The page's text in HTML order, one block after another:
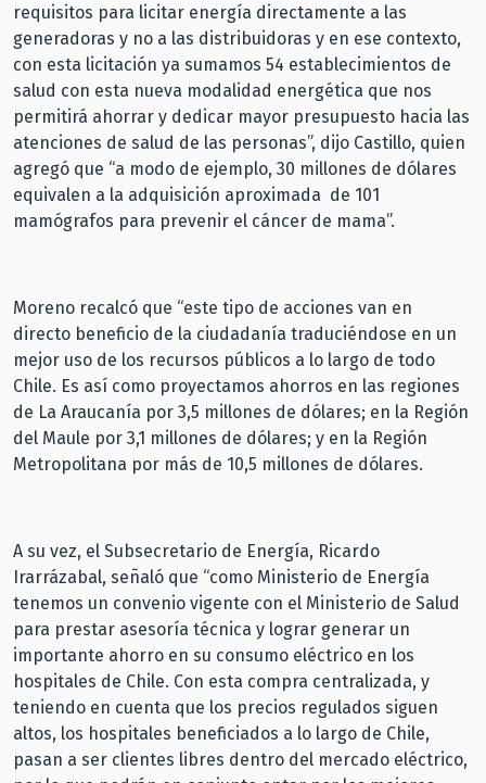
requisitos para licitar energía directamente a las
generadoras y no a las distribuidoras y en ese contexto,
con esta licitación ya sumamos 54 establecimientos de
salud con esta nueva modalidad energética que nos
permitirá ahorrar y dedicar mayor presupuesto hacia las
atenciones de salud de las personas”, dijo Castillo, quien
agregó que “a modo de ejemplo, 30 millones de dólares
equivalen a la adquisición aproximada de 101
mamógrafos para prevenir el cáncer de mama”.
Moreno recalcó que “este tipo de acciones van en
directo beneficio de la ciudadanía traduciéndose en un
mejor uso de los recursos públicos a lo largo de todo
Chile. Es así como proyectamos ahorros en las regiones
de La Araucanía por 3,5 millones de dólares; en la Región
del Maule por 3,1 millones de dólares; y en la Región
Metropolitana por más de 10,5 millones de dólares.
A su vez, el Subsecretario de Energía, Ricardo
Irarrázabal, señaló que “como Ministerio de Energía
tenemos un convenio vigente con el Ministerio de Salud
para prestar asesoría técnica y lograr generar un
importante ahorro en su consumo eléctrico en los
hospitales de Chile. Con esta compra centralizada, y
teniendo en cuenta que los precios regulados siguen
altos, los hospitales beneficiados a lo largo de Chile,
pasan a ser clientes libres dentro del mercado eléctrico,